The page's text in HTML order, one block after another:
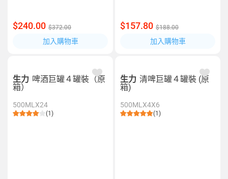
$240.00 $372.00
加入購物車
$157.80 $188.00
加入購物車
生力 啤酒巨罐４罐裝（原
箱）
500MLX24
(1)
生力 清啤巨罐４罐裝 (原
箱)
500MLX4X6
(1)